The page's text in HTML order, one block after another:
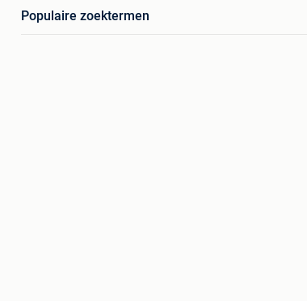
Populaire zoektermen